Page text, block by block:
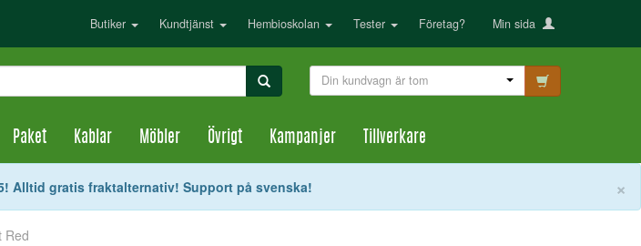
Butiker Kundtjänst Hembioskolan Tester Företag? Min sida
Din kundvagn är tom
Paket Kablar Möbler Övrigt Kampanjer Tillverkare
×
Alltid gratis fraktalternativ! Support på svenska!
Red